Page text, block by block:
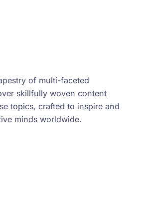
of multi-faceted
skillfully woven content
topics, crafted to inspire and
minds worldwide.